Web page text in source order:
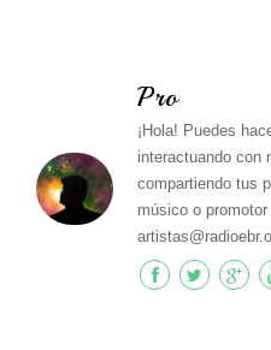
Pro
¡Hola! Puedes
interactuando con
compartiendo tus
músico o